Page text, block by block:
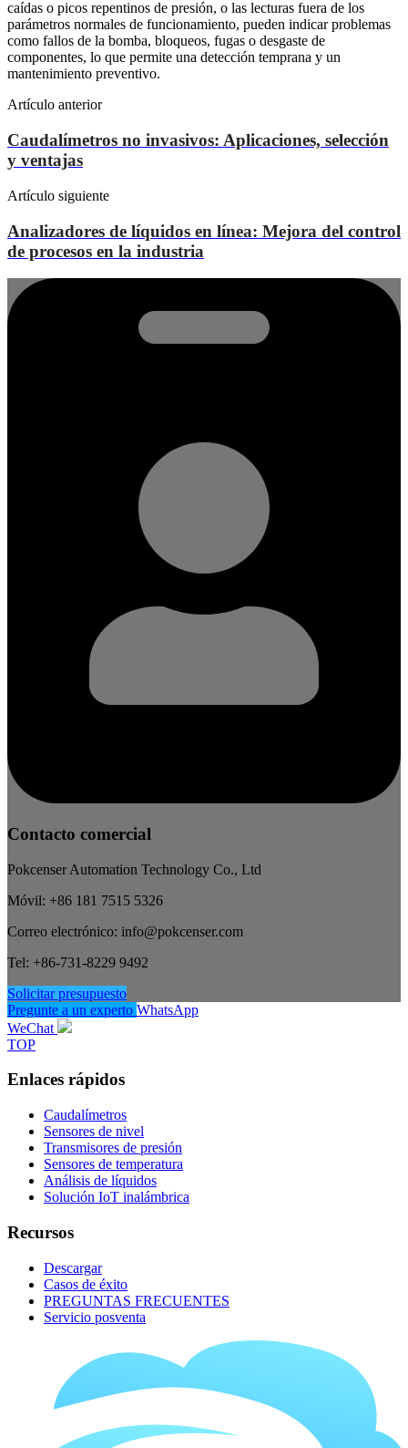
caídas o picos repentinos de presión, o las lecturas fuera de los
parámetros normales de funcionamiento, pueden indicar problemas
como fallos de la bomba, bloqueos, fugas o desgaste de
componentes, lo que permite una detección temprana y un
mantenimiento preventivo.
Artículo anterior
Caudalímetros no invasivos: Aplicaciones, selección
y ventajas
Artículo siguiente
Analizadores de líquidos en línea: Mejora del control
de procesos en la industria
Contacto comercial
Pokcenser Automation Technology Co., Ltd
Móvil: +86 181 7515 5326
Correo electrónico: info@pokcenser.com
Tel: +86-731-8229 9492
Solicitar presupuesto
Pregunte a un experto WhatsApp
WeChat
TOP
Enlaces rápidos
Caudalímetros
Sensores de nivel
Transmisores de presión
Sensores de temperatura
Análisis de líquidos
Solución IoT inalámbrica
Recursos
Descargar
Casos de éxito
PREGUNTAS FRECUENTES
Servicio posventa